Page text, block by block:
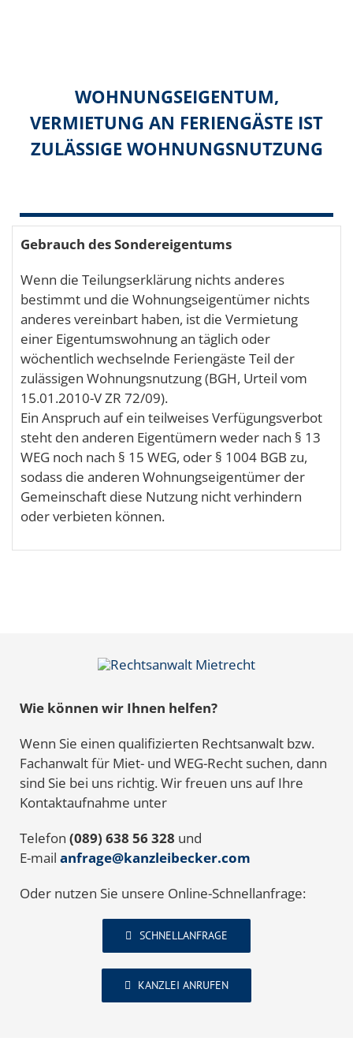
WOHNUNGSEIGENTUM,
VERMIETUNG AN FERIENGÄSTE IST
ZULÄSSIGE WOHNUNGSNUTZUNG
Gebrauch des Sondereigentums
Wenn die Teilungserklärung nichts anderes
bestimmt und die Wohnungseigentümer nichts
anderes vereinbart haben, ist die Vermietung
einer Eigentumswohnung an täglich oder
wöchentlich wechselnde Feriengäste Teil der
zulässigen Wohnungsnutzung (BGH, Urteil vom
15.01.2010-V ZR 72/09).
Ein Anspruch auf ein teilweises Verfügungsverbot
steht den anderen Eigentümern weder nach § 13
WEG noch nach § 15 WEG, oder § 1004 BGB zu,
sodass die anderen Wohnungseigentümer der
Gemeinschaft diese Nutzung nicht verhindern
oder verbieten können.
Wie können wir Ihnen helfen?
Wenn Sie einen qualifizierten Rechtsanwalt bzw.
Fachanwalt für Miet- und WEG-Recht suchen, dann
sind Sie bei uns richtig. Wir freuen uns auf Ihre
Kontaktaufnahme unter
Telefon (089) 638 56 328 und
E-mail anfrage@kanzleibecker.com
Oder nutzen Sie unsere Online-Schnellanfrage:
SCHNELLANFRAGE
KANZLEI ANRUFEN